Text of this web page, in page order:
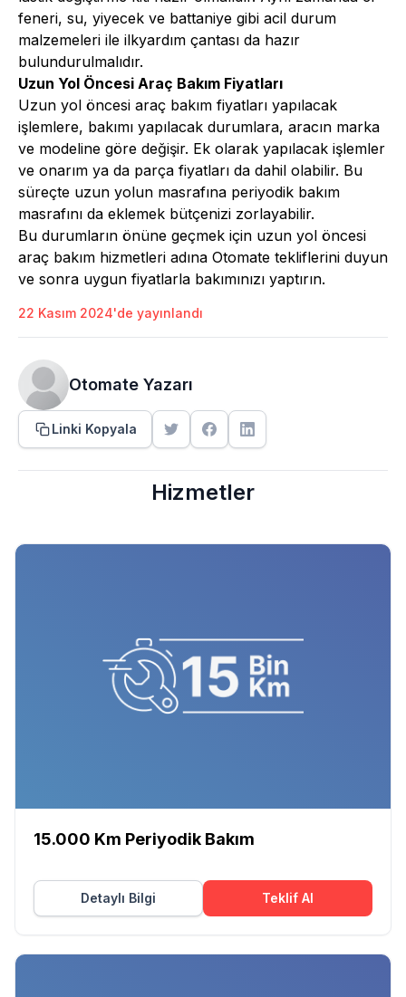
feneri, su, yiyecek ve battaniye gibi acil durum
malzemeleri ile ilkyardım çantası da hazır
bulundurulmalıdır.
Uzun Yol Öncesi Araç Bakım Fiyatları
Uzun yol öncesi araç bakım fiyatları yapılacak
işlemlere, bakımı yapılacak durumlara, aracın marka
ve modeline göre değişir. Ek olarak yapılacak işlemler
ve onarım ya da parça fiyatları da dahil olabilir. Bu
süreçte uzun yolun masrafına periyodik bakım
masrafını da eklemek bütçenizi zorlayabilir.
Bu durumların önüne geçmek için uzun yol öncesi
araç bakım hizmetleri adına Otomate tekliflerini duyun
ve sonra uygun fiyatlarla bakımınızı yaptırın.
22 Kasım 2024'de yayınlandı
Otomate Yazarı
Linki Kopyala
Hizmetler
15.000 Km Periyodik Bakım
Detaylı Bilgi Teklif Al